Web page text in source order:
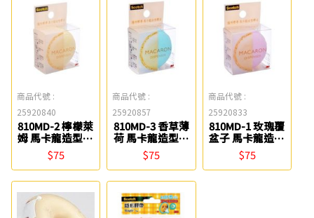
商品代號 :
25920840
810MD-2 檸檬萊
姆 馬卡龍造型膠
台 3M
$75
商品代號 :
25920857
810MD-3 香草薄
荷 馬卡龍造型膠
台 3M
$75
商品代號 :
25920833
810MD-1 玫瑰覆
盆子 馬卡龍造型
膠台 3M
$75